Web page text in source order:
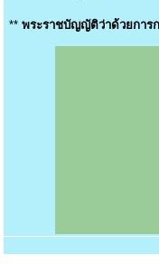
** พระราชบัญญัติว่าด้วยการ